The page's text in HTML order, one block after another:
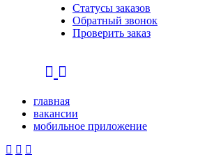
Статусы заказов
Обратный звонок
Проверить заказ
главная
вакансии
мобильное приложение